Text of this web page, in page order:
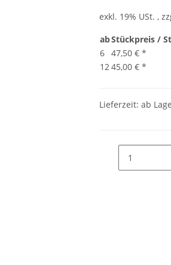
exkl. 19% USt. ,
abStückpreis /
6 47,50 € *
12 45,00 € *
Lieferzeit: ab